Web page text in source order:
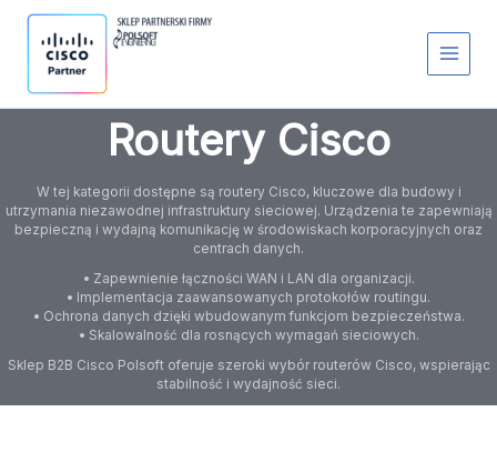
Routery Cisco
W tej kategorii dostępne są routery Cisco, kluczowe dla budowy i
utrzymania niezawodnej infrastruktury sieciowej. Urządzenia te zapewniają
bezpieczną i wydajną komunikację w środowiskach korporacyjnych oraz
centrach danych.
• Zapewnienie łączności WAN i LAN dla organizacji.
• Implementacja zaawansowanych protokołów routingu.
• Ochrona danych dzięki wbudowanym funkcjom bezpieczeństwa.
• Skalowalność dla rosnących wymagań sieciowych.
Sklep B2B Cisco Polsoft oferuje szeroki wybór routerów Cisco, wspierając
stabilność i wydajność sieci.
u